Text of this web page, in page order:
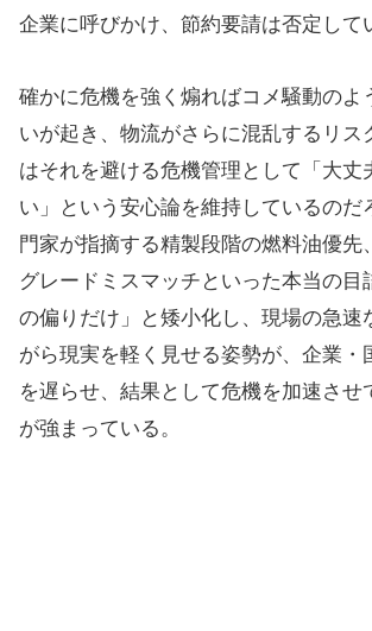
企業に呼びかけ、節約要請は否定して
確かに危機を強く煽ればコメ騒動のよ
いが起き、物流がさらに混乱するリス
はそれを避ける危機管理として「大丈
い」という安心論を維持しているのだ
門家が指摘する精製段階の燃料油優先
グレードミスマッチといった本当の目
の偏りだけ」と矮小化し、現場の急速
がら現実を軽く見せる姿勢が、企業・
を遅らせ、結果として危機を加速させ
が強まっている。